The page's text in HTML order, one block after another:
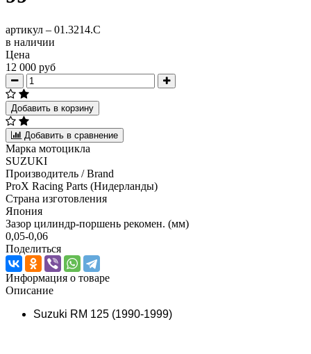
артикул – 01.3214.C
в наличии
Цена
12 000 руб
Добавить в корзину
Добавить в сравнение
Марка мотоцикла
SUZUKI
Производитель / Brand
ProX Racing Parts (Нидерланды)
Страна изготовления
Япония
Зазор цилиндр-поршень рекомен. (мм)
0,05-0,06
Поделиться
Информация о товаре
Описание
Suzuki RM 125 (1990-1999)